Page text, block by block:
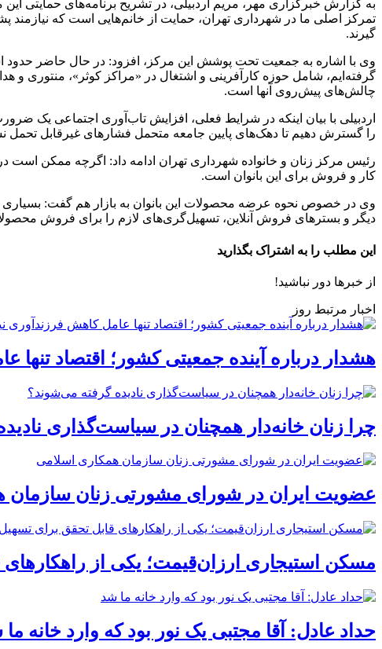
به گزارش خبرگزاری مهر، مریم اردبیلی، در تشریح برنامه‌های حمایتی
تمرکز اصلی ما در شهرداری تهران، حمایت از خانم‌هایی است که نیازمند
گیرند.
گرفته‌ایم، شامل حوزه کارآفرینی و اشتغال در «مراکز کوثر»،
چالش‌های پیش‌روی آنها است.
اردبیلی با بیان اینکه در شرایط فعلی، افزایش تاب‌آوری اجتماعی یک
را گسترش دهیم تا دهک‌های پایین جامعه متحمل فشارهای غیرقابل تحمل
رئیس مرکز زنان و خانواده شهرداری تهران ادامه داد: اگرچه ممکن
کار و فروش برای این بانوان است.
وی در خصوص نحوه عرضه محصولات این بانوان به بازار هم گفت: بسیاری
دیگر و بسترهای فروش آنلاین، تسهیل‌گری‌های لازم را برای فروش
این مطلب را به اشتراک بگذارید
از خبرها دور نباشید!
اخبار مرتبط روز
هشدار درباره آینده جمعیتی کشور؛ اقتصاد
چرا زنان خانه‌دار همچنان در سیاست‌گذاری
عضویت ایران در شورای مشورتی زنان سازمان
مسکن استیجاری ارزان‌قیمت؛ یکی از راهکارهای
حداد عادل: آقا مجتبی یک نور بود که وارد خانه